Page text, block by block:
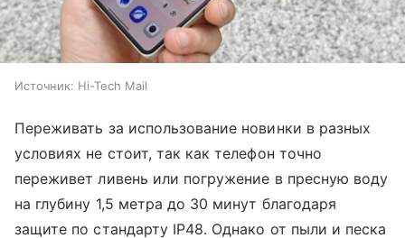
Источник: Hi-Tech Mail
Переживать за использование новинки в разных
условиях не стоит, так как телефон точно
переживет ливень или погружение в пресную воду
на глубину 1,5 метра до 30 минут благодаря
защите по стандарту IP48. Однако от пыли и песка